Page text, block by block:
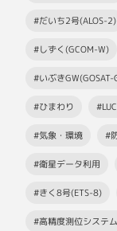
#だいち2号(ALOS-2)
#しずく(GCOM-W)
#いぶきGW(GOSAT-
#ひまわり
#気象・環境 #
#衛星データ利用
#きく8号(ETS-8)
#高精度測位システム